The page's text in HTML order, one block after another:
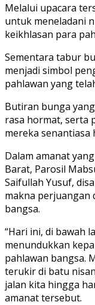
Melalui upacara
untuk meneladani
keikhlasan para
Sementara tabur
menjadi simbol
pahlawan yang
Butiran bunga
rasa hormat, serta
mereka senantiasa
Dalam amanat
Barat, Parosil
Saifullah Yusuf,
makna perjuangan
bangsa.
“Hari ini, di bawah
menundukkan
pahlawan bangsa.
terukir di batu
jalan kita hingga
amanat tersebut.